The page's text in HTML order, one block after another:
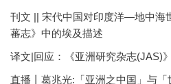
刊文 || 宋代中国对印度洋—地中海
蕃志》中的埃及描述
译文|回应：《亚洲研究杂志(JAS)
直播丨葛兆光:「亚洲之中国」与